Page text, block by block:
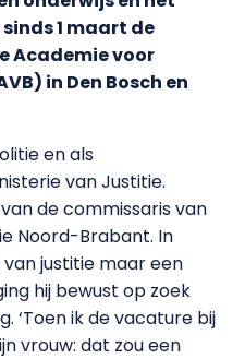
1 maart de
Academie voor
in Den Bosch en
en als
van Justitie.
de commissaris van
Noord-Brabant. In
justitie maar een
hij bewust op zoek
‘Toen ik de vacature bij
vrouw: dat zou een